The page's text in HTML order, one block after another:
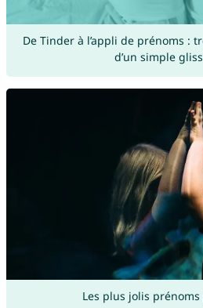
De Tinder à l’appli de prénoms :
d’un simple
Les plus jolis